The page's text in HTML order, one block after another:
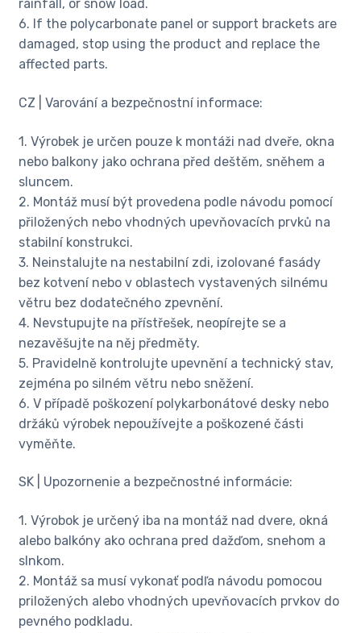
rainfall, or snow load.
6. If the polycarbonate panel or support brackets are
damaged, stop using the product and replace the
affected parts.
CZ | Varování a bezpečnostní informace:
1. Výrobek je určen pouze k montáži nad dveře, okna
nebo balkony jako ochrana před deštěm, sněhem a
sluncem.
2. Montáž musí být provedena podle návodu pomocí
přiložených nebo vhodných upevňovacích prvků na
stabilní konstrukci.
3. Neinstalujte na nestabilní zdi, izolované fasády
bez kotvení nebo v oblastech vystavených silnému
větru bez dodatečného zpevnění.
4. Nevstupujte na přístřešek, neopírejte se a
nezavěšujte na něj předměty.
5. Pravidelně kontrolujte upevnění a technický stav,
zejména po silném větru nebo sněžení.
6. V případě poškození polykarbonátové desky nebo
držáků výrobek nepoužívejte a poškozené části
vyměňte.
SK | Upozornenie a bezpečnostné informácie:
1. Výrobok je určený iba na montáž nad dvere, okná
alebo balkóny ako ochrana pred dažďom, snehom a
slnkom.
2. Montáž sa musí vykonať podľa návodu pomocou
priložených alebo vhodných upevňovacích prvkov do
pevného podkladu.